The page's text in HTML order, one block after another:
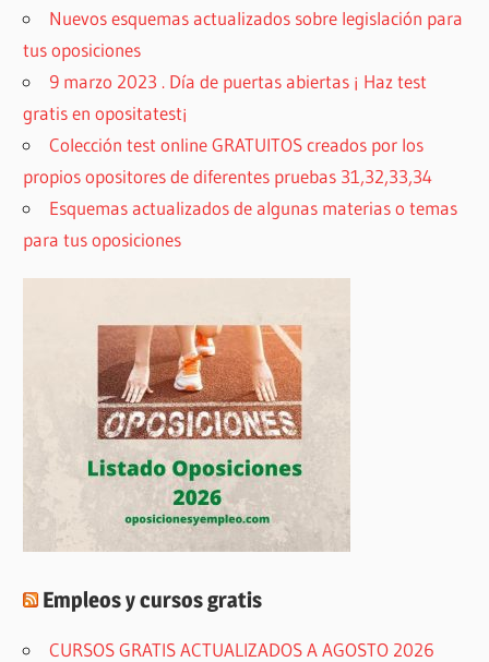
Nuevos esquemas actualizados sobre legislación para
tus oposiciones
9 marzo 2023 . Día de puertas abiertas ¡ Haz test
gratis en opositatest¡
Colección test online GRATUITOS creados por los
propios opositores de diferentes pruebas 31,32,33,34
Esquemas actualizados de algunas materias o temas
para tus oposiciones
Empleos y cursos gratis
CURSOS GRATIS ACTUALIZADOS A AGOSTO 2026